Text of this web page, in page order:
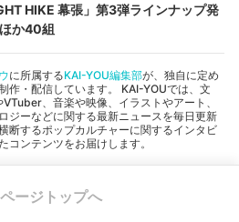
HIKE 幕張」第3弾ラインナップ発
か40組
に所属するKAI-YOU編集部が、独自に定め
作・配信しています。 KAI-YOUでは、文
、音楽や映像、イラストやアート、
ジーなどに関する最新ニュースを毎日更新
断するポップカルチャーに関するインタビ
コンテンツをお届けします。
ページトップへ